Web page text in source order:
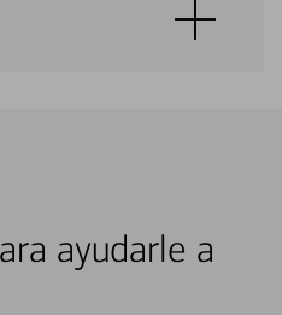
ayudarle a